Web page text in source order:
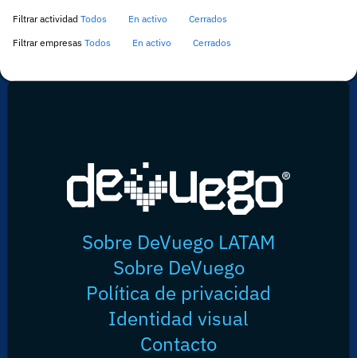
Filtrar actividad Todos En activo
Cerrados
Filtrar empresas Todos En activo Cerrados
Sobre DeVuego LATAM
Sobre DeVuego
Política de privacidad
Identidad visual
Contacto